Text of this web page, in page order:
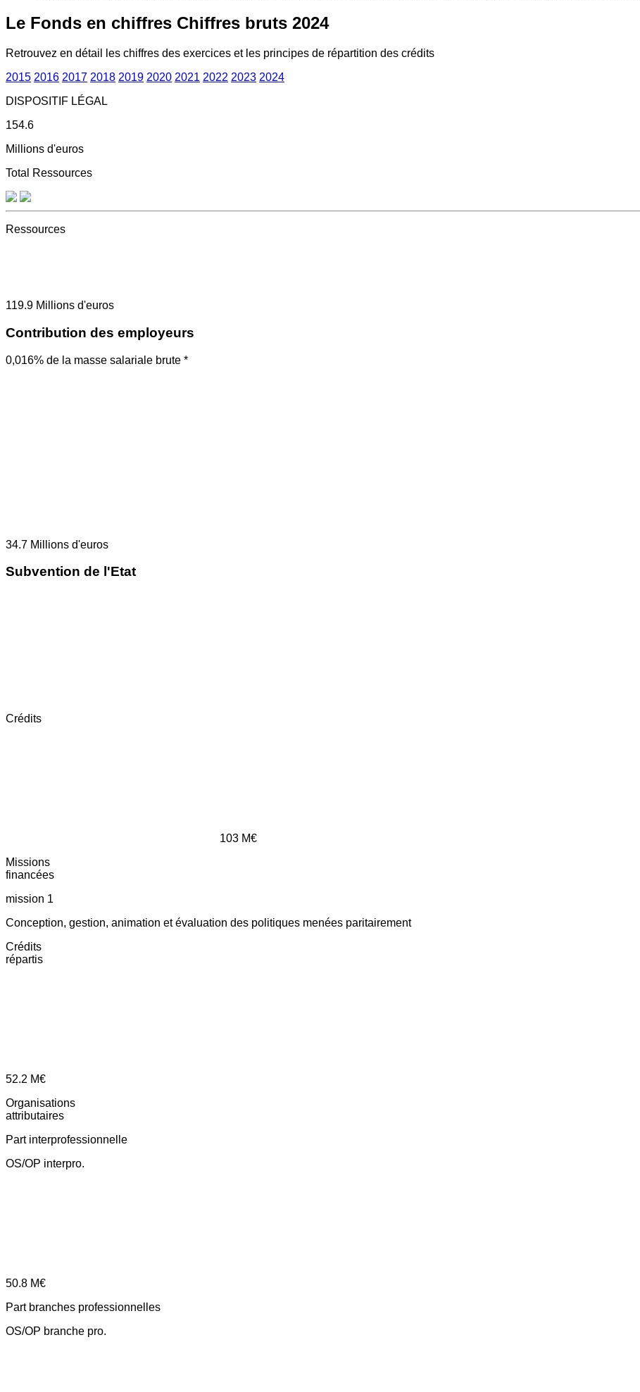
Le Fonds en chiffres Chiffres bruts 2024
Retrouvez en détail les chiffres des exercices et les principes de répartition des crédits
2015 2016 2017 2018 2019 2020 2021 2022 2023 2024
DISPOSITIF LÉGAL
154.6
Millions d'euros
Total Ressources
Ressources
119.9 Millions d'euros
Contribution des employeurs
0,016% de la masse salariale brute *
34.7 Millions d'euros
Subvention de l'Etat
Crédits
103 M€
Missions
financées
mission 1
Conception, gestion, animation et évaluation des politiques menées paritairement
Crédits
répartis
52.2 M€
Organisations
attributaires
Part interprofessionnelle
OS/OP interpro.
50.8 M€
Part branches professionnelles
OS/OP branche pro.